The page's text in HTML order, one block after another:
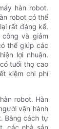
hàn robot.
robot có thể
rất đáng kể.
và giảm
thể giúp các
lợi nhuận.
tuổi thọ cao
kiệm chi phí
robot. Hàn
vận hành
Bằng cách tự
các nhà sản